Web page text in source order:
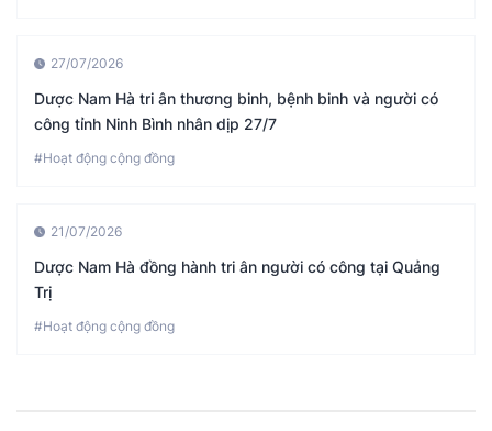
27/07/2026
Dược Nam Hà tri ân thương binh, bệnh binh và người có
công tỉnh Ninh Bình nhân dịp 27/7
#Hoạt động cộng đồng
21/07/2026
Dược Nam Hà đồng hành tri ân người có công tại Quảng
Trị
#Hoạt động cộng đồng